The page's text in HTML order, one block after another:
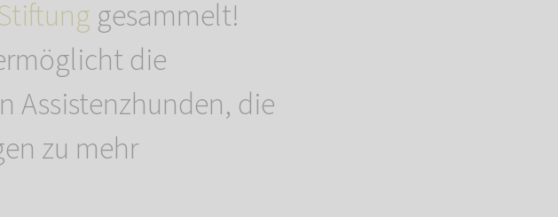
gesammelt!
die
Assistenzhunden, die
zu mehr